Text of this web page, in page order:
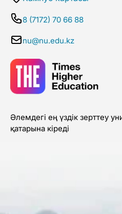
8 (7172) 70 66 88
nu@nu.edu.kz
Әлемдегі ең үздік зерттеу
қатарына кіреді